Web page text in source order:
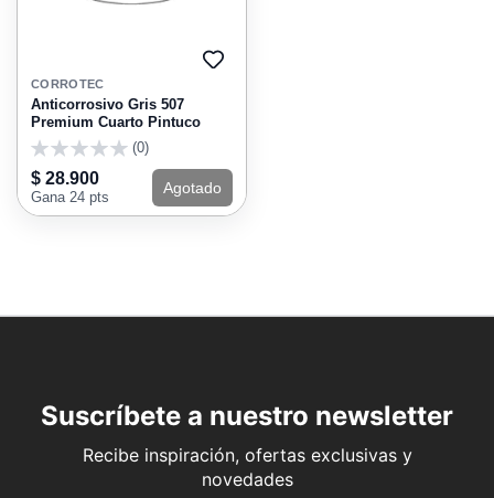
AGREGAR
CORROTEC
Anticorrosivo Gris 507
Premium Cuarto Pintuco
(0)
$ 28.900
Gana 24 pts
Agotado
Suscríbete a nuestro newsletter
Recibe inspiración, ofertas exclusivas y
novedades